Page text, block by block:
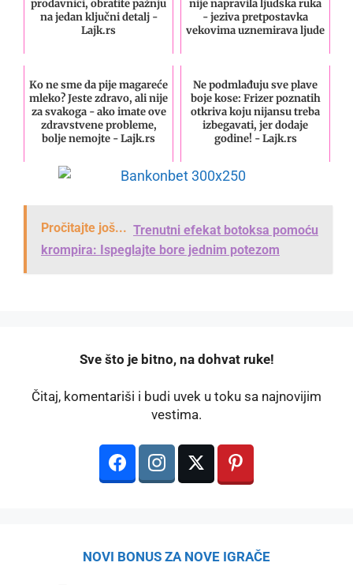
prodavnici, obratite pažnju
na jedan ključni detalj -
Lajk.rs
nije napravila ljudska ruka
- jeziva pretpostavka
vekovima uznemirava ljude
Ko ne sme da pije magareće
mleko? Jeste zdravo, ali nije
za svakoga - ako imate ove
zdravstvene probleme,
bolje nemojte - Lajk.rs
Ne podmlađuju sve plave
boje kose: Frizer poznatih
otkriva koju nijansu treba
izbegavati, jer dodaje
godine! - Lajk.rs
Pročitajte još... Trenutni efekat botoksa pomoću
krompira: Ispeglajte bore jednim potezom
️Sve što je bitno, na dohvat ruke!
Čitaj, komentariši i budi uvek u toku sa najnovijim
vestima.
NOVI BONUS ZA NOVE IGRAČE